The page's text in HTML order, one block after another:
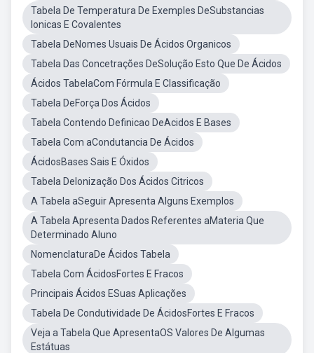
Tabela De Temperatura De Exemples DeSubstancias
Ionicas E Covalentes
Tabela DeNomes Usuais De Ácidos Organicos
Tabela Das Concetrações DeSolução Esto Que De Ácidos
Ácidos TabelaCom Fórmula E Classificação
Tabela DeForça Dos Ácidos
Tabela Contendo Definicao DeAcidos E Bases
Tabela Com aCondutancia De Ácidos
ÁcidosBases Sais E Óxidos
Tabela DeIonização Dos Ácidos Citricos
A Tabela aSeguir Apresenta Alguns Exemplos
A Tabela Apresenta Dados Referentes aMateria Que
Determinado Aluno
NomenclaturaDe Ácidos Tabela
Tabela Com ÁcidosFortes E Fracos
Principais Ácidos ESuas Aplicações
Tabela De Condutividade De ÁcidosFortes E Fracos
Veja a Tabela Que ApresentaOS Valores De Algumas
Estátuas